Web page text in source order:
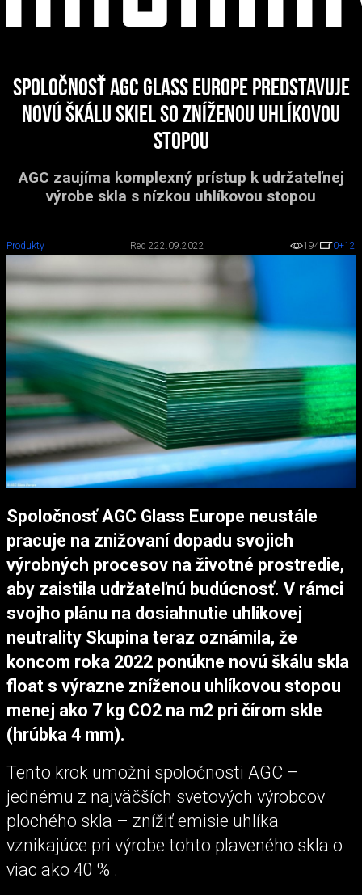
Spoločnosť AGC Glass Europe predstavuje
novú škálu skiel so zníženou uhlíkovou
stopou
AGC zaujíma komplexný prístup k udržateľnej
výrobe skla s nízkou uhlíkovou stopou
Produkty Red 222.09.2022 194 0+12
Spoločnosť AGC Glass Europe neustále
pracuje na znižovaní dopadu svojich
výrobných procesov na životné prostredie,
aby zaistila udržateľnú budúcnosť. V rámci
svojho plánu na dosiahnutie uhlíkovej
neutrality Skupina teraz oznámila, že
koncom roka 2022 ponúkne novú škálu skla
float s výrazne zníženou uhlíkovou stopou
menej ako 7 kg CO2 na m2 pri čírom skle
(hrúbka 4 mm).
Tento krok umožní spoločnosti AGC –
jednému z najväčších svetových výrobcov
plochého skla – znížiť emisie uhlíka
vznikajúce pri výrobe tohto plaveného skla o
viac ako 40 % .